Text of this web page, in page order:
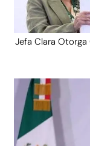
Jefa Clara Otorga